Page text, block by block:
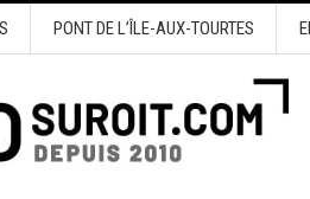
PONT DE L’ÎLE-AUX-TOURTES